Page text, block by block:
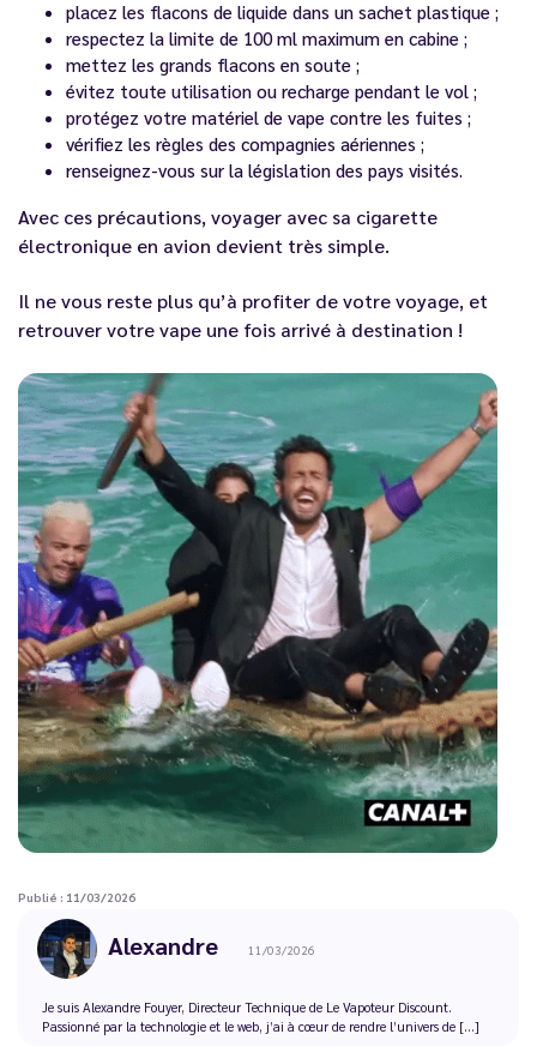
placez les flacons de liquide dans un sachet plastique ;
respectez la limite de 100 ml maximum en cabine ;
mettez les grands flacons en soute ;
évitez toute utilisation ou recharge pendant le vol ;
protégez votre matériel de vape contre les fuites ;
vérifiez les règles des compagnies aériennes ;
renseignez-vous sur la législation des pays visités.
Avec ces précautions, voyager avec sa cigarette
électronique en avion devient très simple.
Il ne vous reste plus qu’à profiter de votre voyage, et
retrouver votre vape une fois arrivé à destination !
Publié : 11/03/2026
Alexandre 11/03/2026
Je suis Alexandre Fouyer, Directeur Technique de Le Vapoteur Discount.
Passionné par la technologie et le web, j’ai à cœur de rendre l’univers de [...]